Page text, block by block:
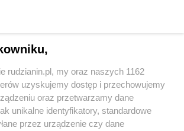
rudzianin.pl, my oraz naszych 1162
uzyskujemy dostęp i przechowujemy
oraz przetwarzamy dane
unikalne identyfikatory, standardowe
przez urządzenie czy dane